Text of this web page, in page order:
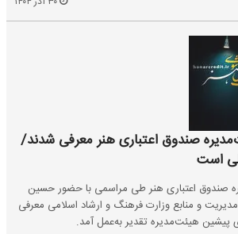
صندوق اعتباری هنر معرفی شدند/
است
صندوق اعتباری هنر طی مراسمی با حضور حسین
و منابع وزارت فرهنگ و ارشاد اسلامی معرفی
پیشین هیئت‌مدیره تقدیر به‌عمل آمد.